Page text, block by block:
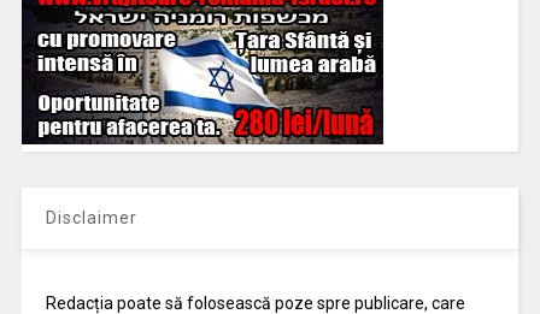
Disclaimer
Redacția poate să folosească poze spre publicare, care